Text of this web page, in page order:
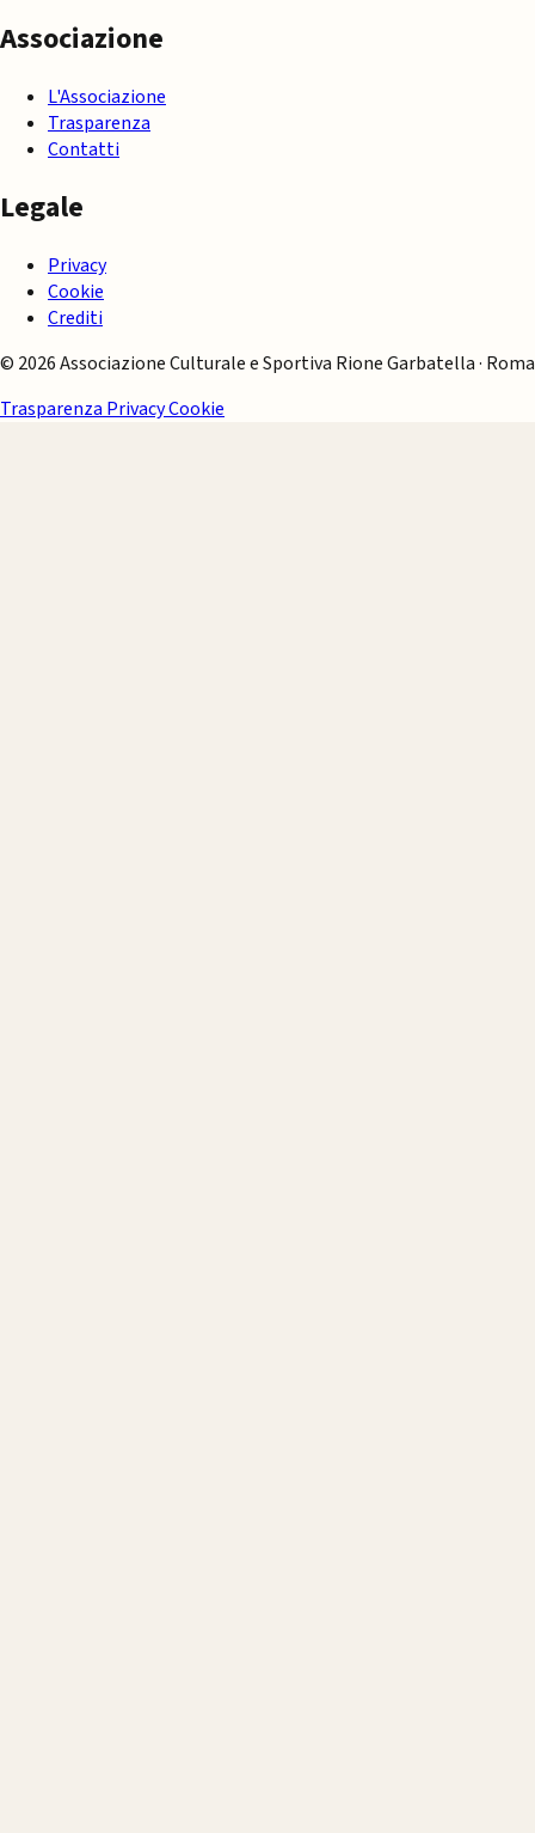
Associazione
L'Associazione
Trasparenza
Contatti
Legale
Privacy
Cookie
Crediti
© 2026 Associazione Culturale e Sportiva Rione Garbatella · Roma
Trasparenza PrivacyCookie